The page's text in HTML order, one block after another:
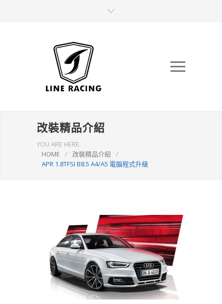
改裝精品介紹
YOU ARE HERE:
HOME
/ 改裝精品介紹
/
APR 1.8TFSI B8.5 A4/A5 電腦程式升級